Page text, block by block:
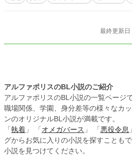
最終更新
アルファポリスのBL小説のご紹介
アルファポリスのBL小説の一覧ページで
職場関係、学園、身分差等の様々なカ
ンのオリジナルBL小説が満載です。
「 執着 」 「 オメガバース 」 「 悪役令息
グからお気に入りの小説を探すことも
小説を見つけてください。